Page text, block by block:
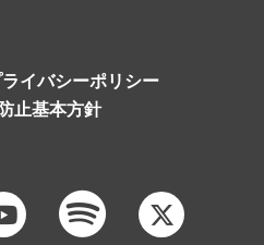
イバシーポリシー
止基本方針